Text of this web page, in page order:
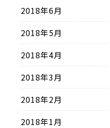
2018年6月
2018年5月
2018年4月
2018年3月
2018年2月
2018年1月